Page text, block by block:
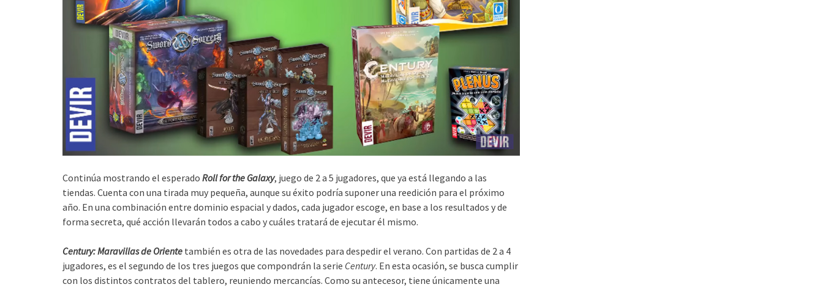
Continúa mostrando el esperado Roll for the Galaxy, juego de 2 a 5 jugadores, que ya está llegando a las
tiendas. Cuenta con una tirada muy pequeña, aunque su éxito podría suponer una reedición para el próximo
año. En una combinación entre dominio espacial y dados, cada jugador escoge, en base a los resultados y de
forma secreta, qué acción llevarán todos a cabo y cuáles tratará de ejecutar él mismo.
Century: Maravillas de Oriente también es otra de las novedades para despedir el verano. Con partidas de 2 a 4
jugadores, es el segundo de los tres juegos que compondrán la serie Century. En esta ocasión, se busca cumplir
con los distintos contratos del tablero, reuniendo mercancías. Como su antecesor, tiene únicamente una